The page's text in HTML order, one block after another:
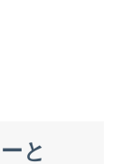
と